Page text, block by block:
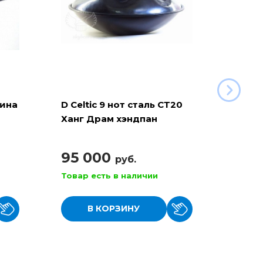
D Celtic 9 нот сталь СТ20
Ханг Драм хэндпан
95 000 руб.
Товар есть в наличии
В КОРЗИНУ
Баян